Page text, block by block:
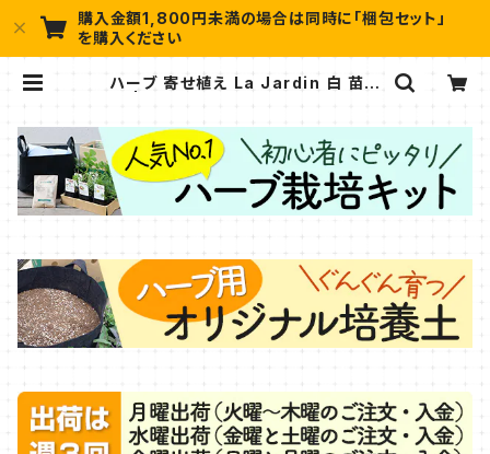
購入金額1,800円未満の場合は同時に「梱包セット」
を購入ください
ハーブ 寄せ植え La Jardin 白 苗 2